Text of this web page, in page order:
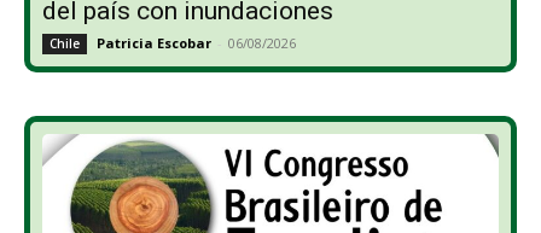
del país con inundaciones
Chile Patricia Escobar - 06/08/2026